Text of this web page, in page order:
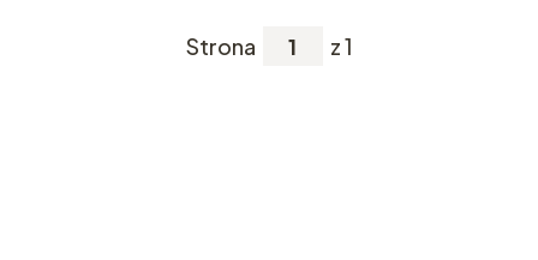
Strona z 1